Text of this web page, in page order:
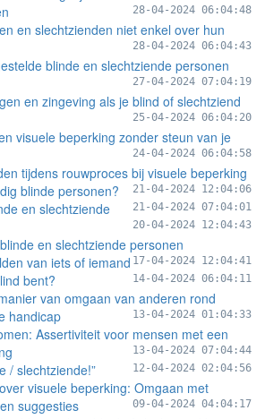
28-04-2024 06:04:48
en slechtzienden niet enkel over hun
28-04-2024 06:04:43
blinde en slechtziende personen
27-04-2024 07:04:19
en zingeving als je blind of slechtziend
25-04-2024 06:04:20
visuele beperking zonder steun van je
24-04-2024 06:04:58
tijdens rouwproces bij visuele beperking
21-04-2024 12:04:06
blinde personen?
21-04-2024 07:04:01
en slechtziende
20-04-2024 12:04:43
en slechtziende personen
17-04-2024 12:04:41
van iets of iemand
bent?
14-04-2024 06:04:11
van omgaan van anderen rond
handicap
13-04-2024 01:04:33
Assertiviteit voor mensen met een
13-04-2024 07:04:44
/ slechtziende!” 12-04-2024 02:04:56
visuele beperking: Omgaan met
suggesties
09-04-2024 04:04:17